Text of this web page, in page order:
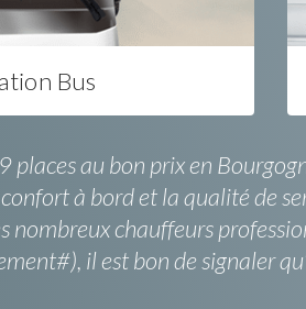
Bus
places au bon prix en
à bord et la qualité de
nombreux chauffeurs
il est bon de signaler